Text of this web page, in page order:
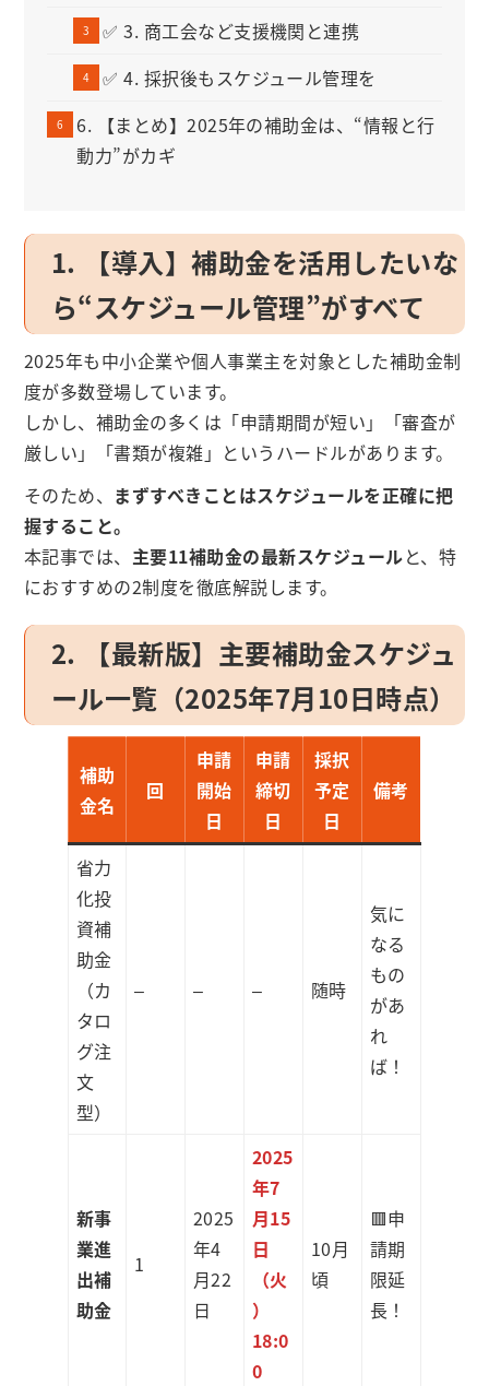
✅ 3. 商工会など支援機関と連携
✅ 4. 採択後もスケジュール管理を
6. 【まとめ】2025年の補助金は、“情報と行
動力”がカギ
1. 【導入】補助金を活用したいな
ら“スケジュール管理”がすべて
2025年も中小企業や個人事業主を対象とした補助金制
度が多数登場しています。
しかし、補助金の多くは「申請期間が短い」「審査が
厳しい」「書類が複雑」というハードルがあります。
そのため、 まずすべきことはスケジュールを正確に把
握すること。
本記事では、 主要11補助金の最新スケジュールと、特
におすすめの2制度を徹底解説します。
2. 【最新版】主要補助金スケジュ
ール一覧（2025年7月10日時点）
補助
金名
回
申請
開始
日
申請
締切
日
採択
予定
日
備考
省力
化投
資補
助金
（カ
タロ
グ注
文
型）
– – – 随時
気に
なる
もの
があ
れ
ば！
新事
業進
出補
助金
1
2025
年4
月22
日
2025
年7
月15
日
（火
）
18:0
0
10月
頃
🟥申
請期
限延
長！